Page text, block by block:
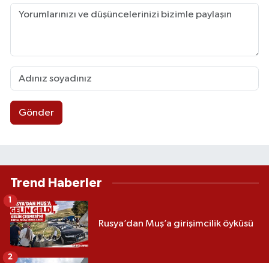
Gönder
Trend Haberler
Rusya’dan Muş’a girişimcilik öyküsü
1
2